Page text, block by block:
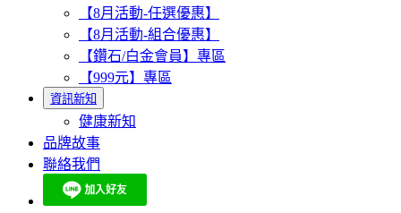
【8月活動-任選優惠】
【8月活動-組合優惠】
【鑽石/白金會員】專區
【999元】專區
資訊新知
健康新知
品牌故事
聯絡我們